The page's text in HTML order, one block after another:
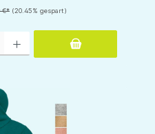
€* (20.45% gespart)